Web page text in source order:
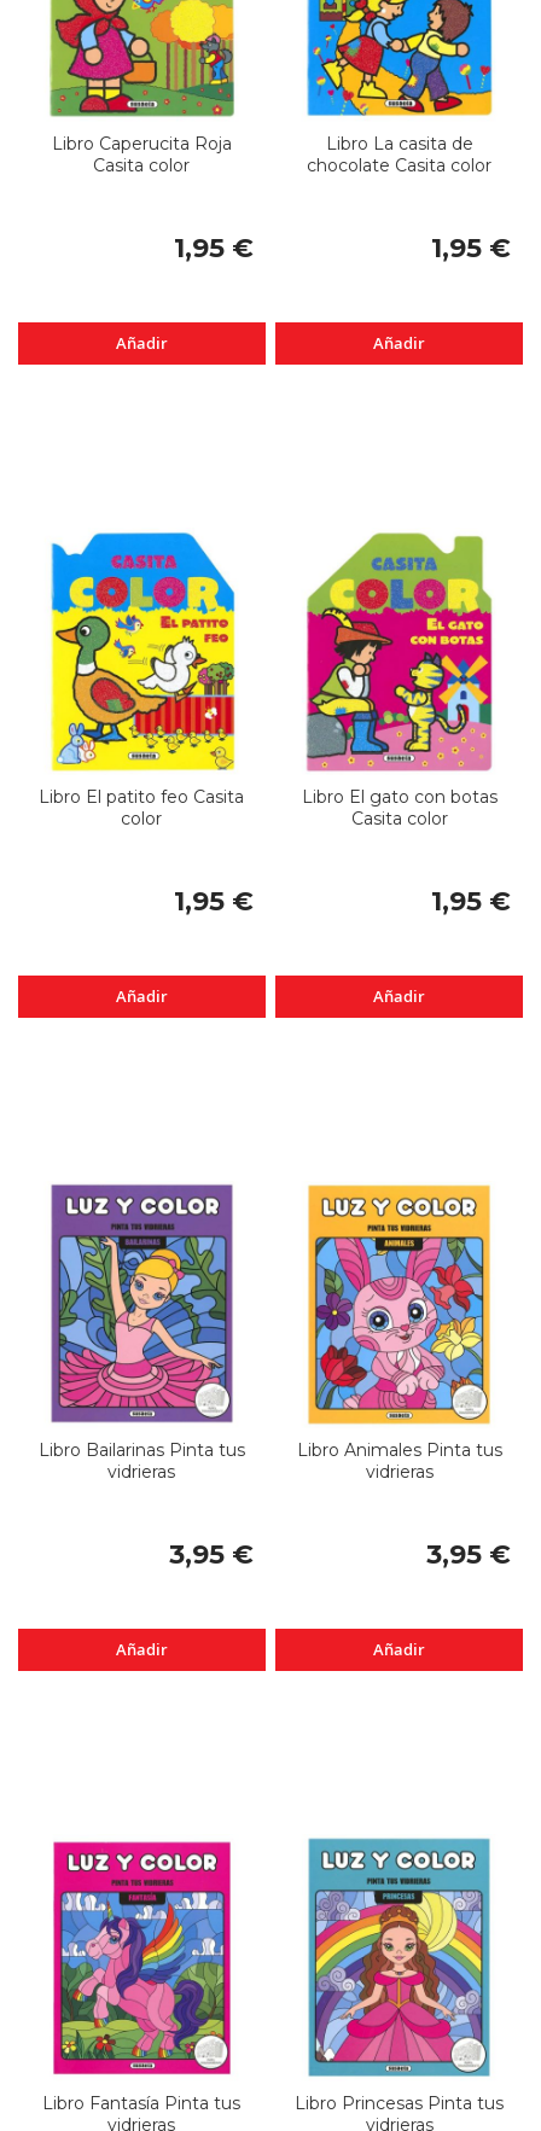
Libro Caperucita Roja
Casita color
1,95 €
Añadir
Libro La casita de
chocolate Casita color
1,95 €
Añadir
Libro El patito feo Casita
color
1,95 €
Añadir
Libro El gato con botas
Casita color
1,95 €
Añadir
Libro Bailarinas Pinta tus
vidrieras
3,95 €
Añadir
Libro Animales Pinta tus
vidrieras
3,95 €
Añadir
Libro Fantasía Pinta tus
vidrieras
Libro Princesas Pinta tus
vidrieras